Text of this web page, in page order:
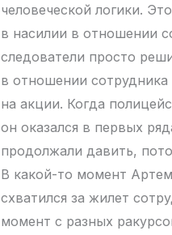
человеческой логики.
в насилии в отношении
следователи просто
в отношении
на акции. Когда
он оказался в первых
продолжали давить,
В какой-то момент
схватился за жилет
момент с разных